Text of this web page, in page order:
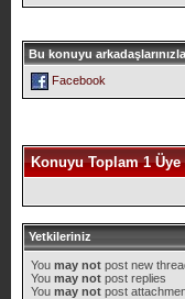
Bu konuyu
Facebook
Konuyu Toplam 1
Yetkileriniz
You may notpost new
You may notpost replies
You may notpost